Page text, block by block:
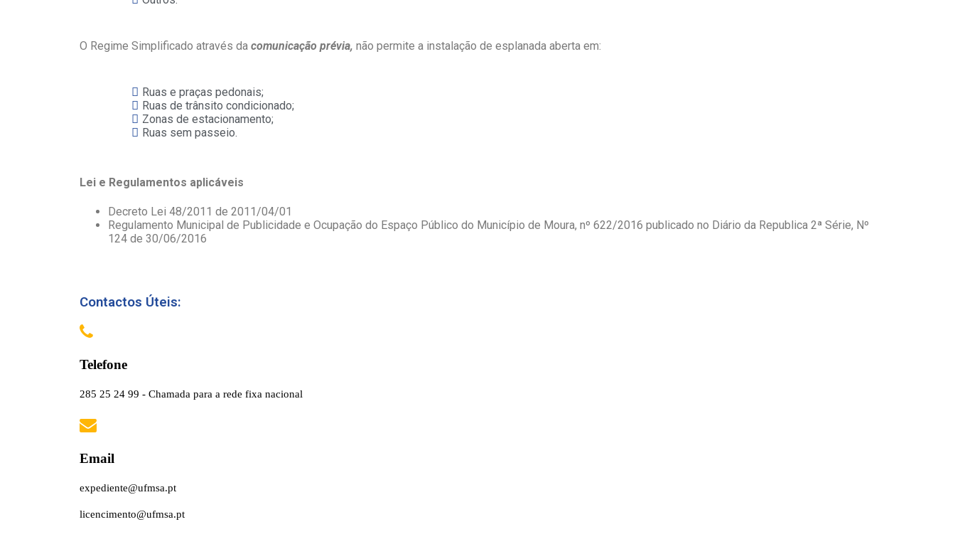
O Regime Simplificado através da comunicação prévia, não permite a instalação de esplanada aberta em:
Ruas e praças pedonais;
Ruas de trânsito condicionado;
Zonas de estacionamento;
Ruas sem passeio.
Lei e Regulamentos aplicáveis
Decreto Lei 48/2011 de 2011/04/01
Regulamento Municipal de Publicidade e Ocupação do Espaço Público do Município de Moura, nº 622/2016 publicado no Diário da Republica 2ª Série, Nº
124 de 30/06/2016
Contactos Úteis:
Telefone
285 25 24 99 - Chamada para a rede fixa nacional
Email
expediente@ufmsa.pt
licencimento@ufmsa.pt